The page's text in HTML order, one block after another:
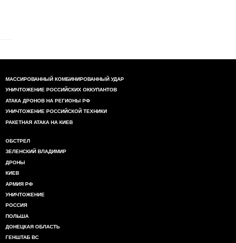
МАССИРОВАННЫЙ КОМБИНИРОВАННЫЙ УДАР
УНИЧТОЖЕНИЕ РОССИЙСКИХ ОККУПАНТОВ
АТАКА ДРОНОВ НА РЕГИОНЫ РФ
УНИЧТОЖЕНИЕ РОССИЙСКОЙ ТЕХНИКИ
РАКЕТНАЯ АТАКА НА КИЕВ
ОБСТРЕЛ
ЗЕЛЕНСКИЙ ВЛАДИМИР
ДРОНЫ
КИЕВ
АРМИЯ РФ
УНИЧТОЖЕНИЕ
РОССИЯ
ПОЛЬША
ДОНЕЦКАЯ ОБЛАСТЬ
ГЕНШТАБ ВС